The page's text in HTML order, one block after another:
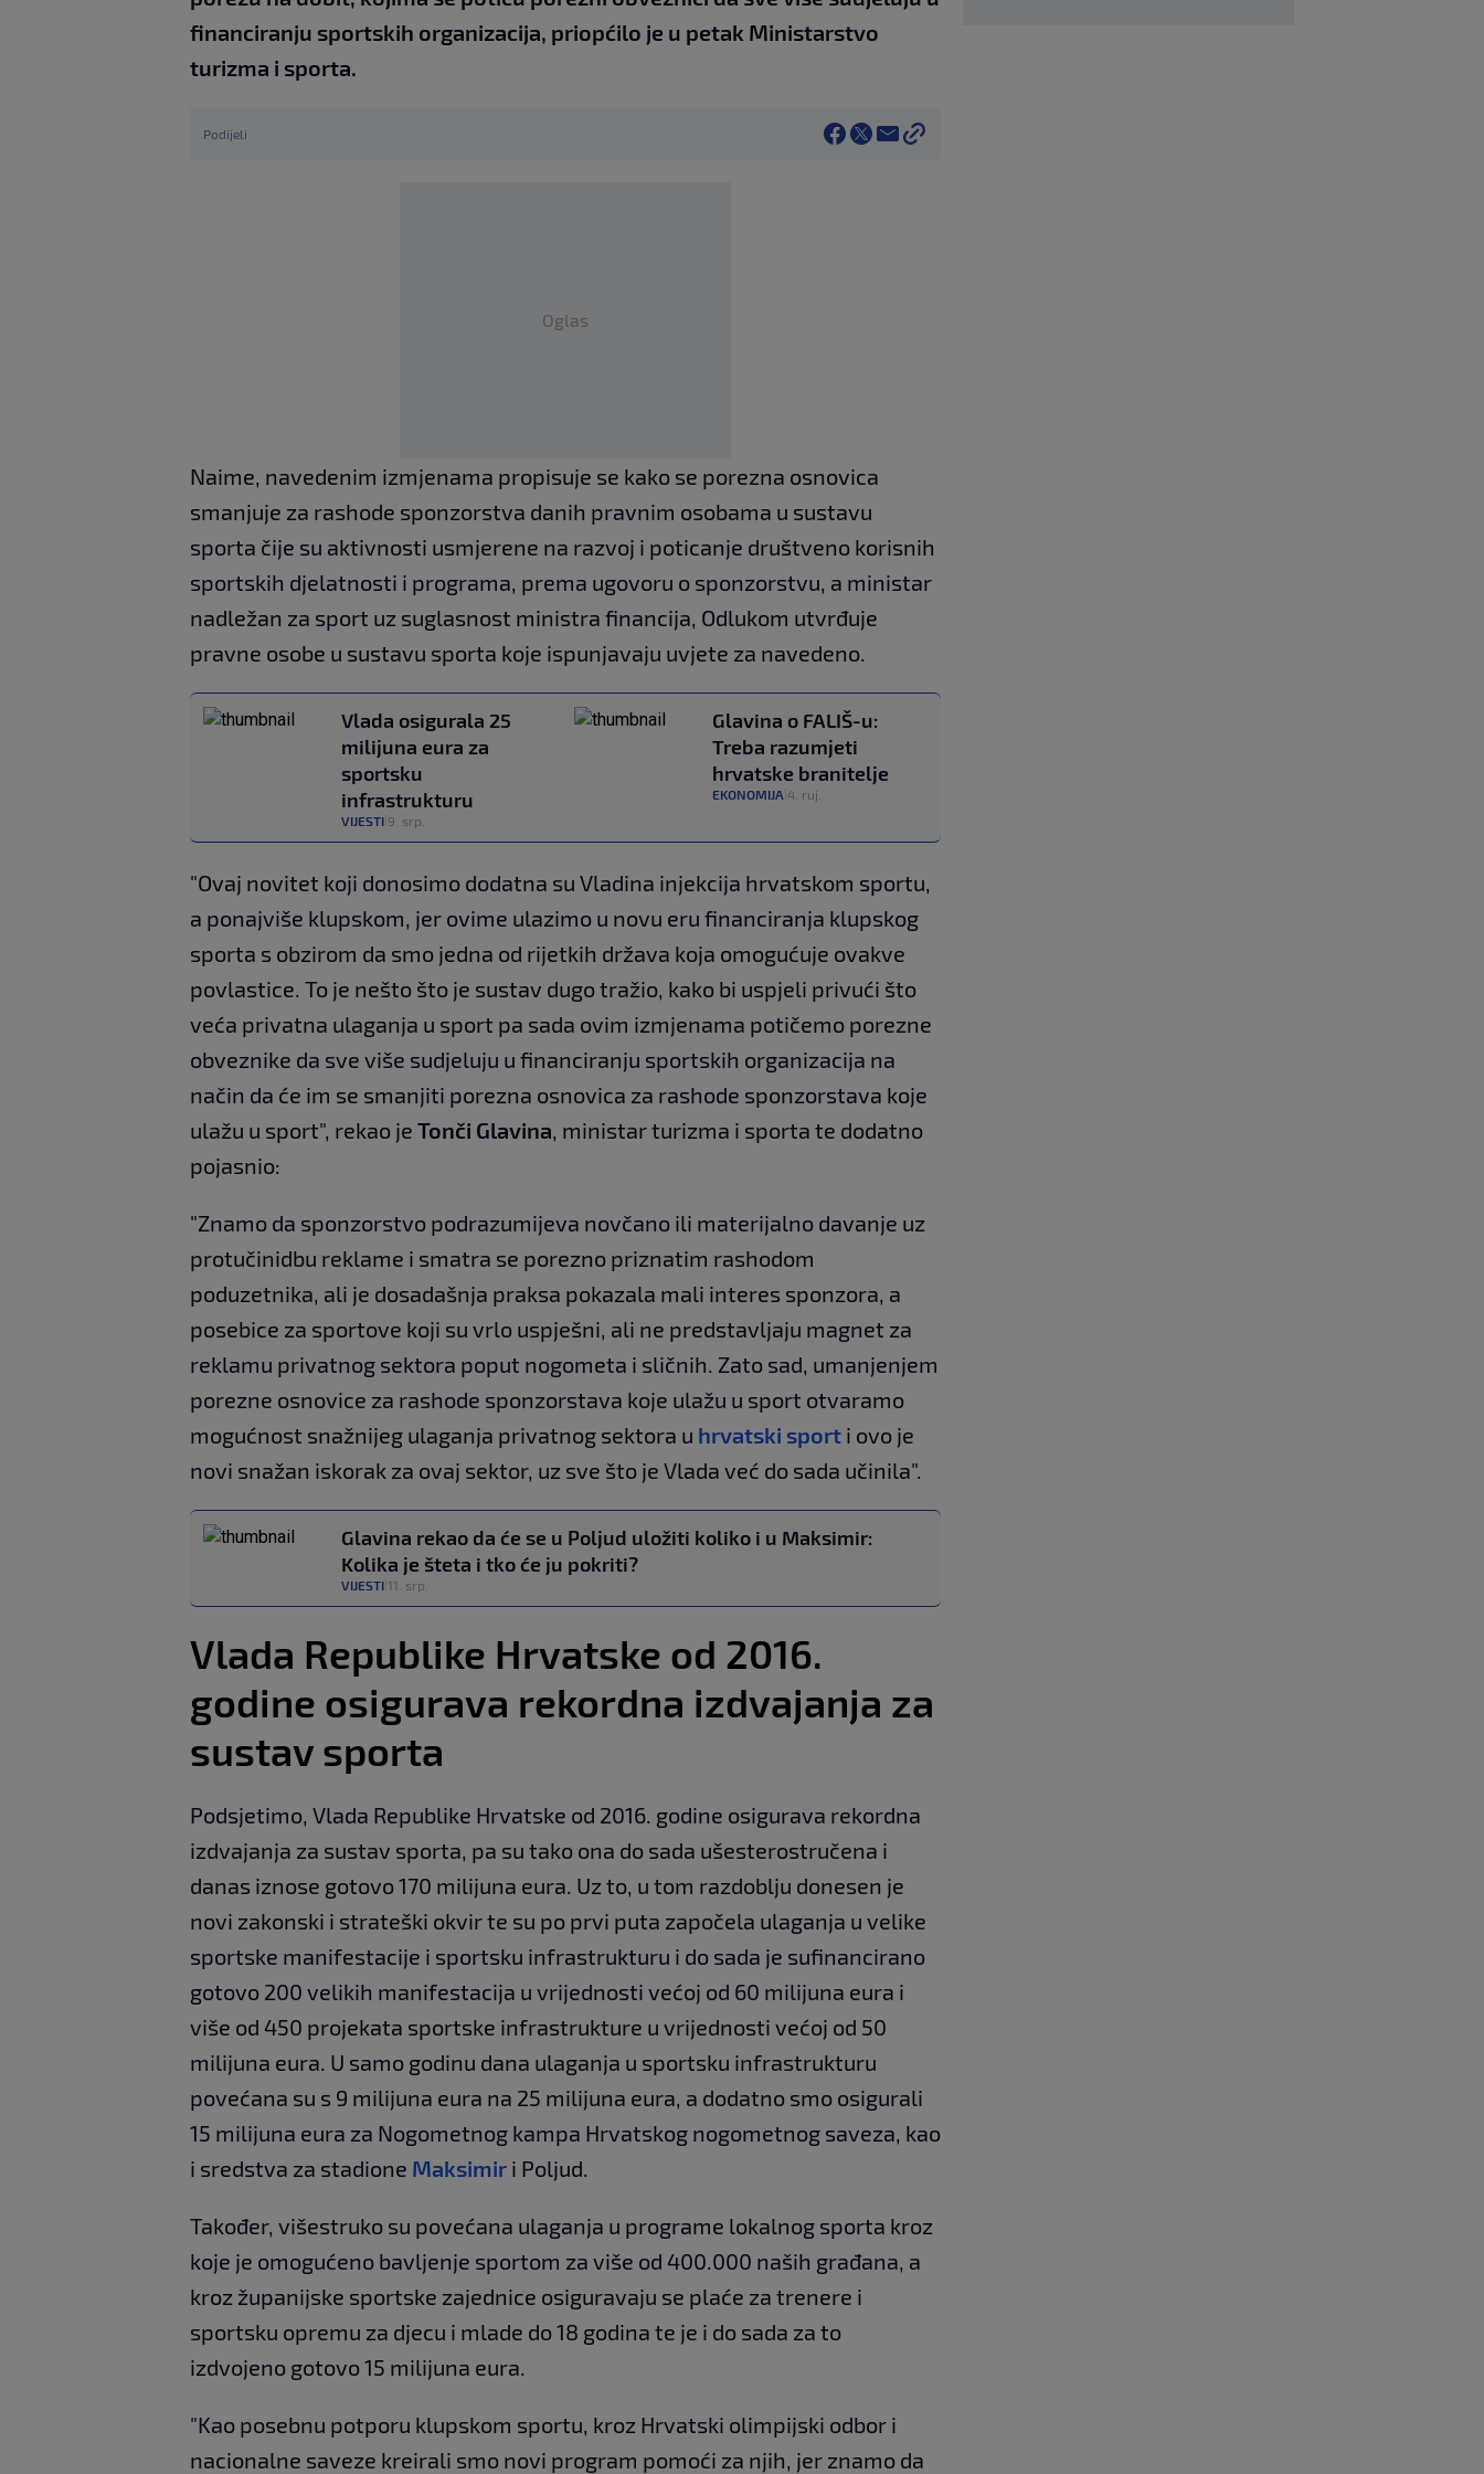
financiranju sportskih organizacija, priopćilo je u petak Ministarstvo
turizma i sporta.
Podijeli
Oglas
Naime, navedenim izmjenama propisuje se kako se porezna osnovica
smanjuje za rashode sponzorstva danih pravnim osobama u sustavu
sporta čije su aktivnosti usmjerene na razvoj i poticanje društveno korisnih
sportskih djelatnosti i programa, prema ugovoru o sponzorstvu, a ministar
nadležan za sport uz suglasnost ministra financija, Odlukom utvrđuje
pravne osobe u sustavu sporta koje ispunjavaju uvjete za navedeno.
Vlada osigurala 25
milijuna eura za
sportsku
infrastrukturu
VIJESTI 9. srp.
Glavina o FALIŠ-u:
Treba razumjeti
hrvatske branitelje
EKONOMIJA 4. ruj.
"Ovaj novitet koji donosimo dodatna su Vladina injekcija hrvatskom sportu,
a ponajviše klupskom, jer ovime ulazimo u novu eru financiranja klupskog
sporta s obzirom da smo jedna od rijetkih država koja omogućuje ovakve
povlastice. To je nešto što je sustav dugo tražio, kako bi uspjeli privući što
veća privatna ulaganja u sport pa sada ovim izmjenama potičemo porezne
obveznike da sve više sudjeluju u financiranju sportskih organizacija na
način da će im se smanjiti porezna osnovica za rashode sponzorstava koje
ulažu u sport", rekao je Tonči Glavina, ministar turizma i sporta te dodatno
pojasnio:
"Znamo da sponzorstvo podrazumijeva novčano ili materijalno davanje uz
protučinidbu reklame i smatra se porezno priznatim rashodom
poduzetnika, ali je dosadašnja praksa pokazala mali interes sponzora, a
posebice za sportove koji su vrlo uspješni, ali ne predstavljaju magnet za
reklamu privatnog sektora poput nogometa i sličnih. Zato sad, umanjenjem
porezne osnovice za rashode sponzorstava koje ulažu u sport otvaramo
mogućnost snažnijeg ulaganja privatnog sektora u hrvatski sport i ovo je
novi snažan iskorak za ovaj sektor, uz sve što je Vlada već do sada učinila".
Glavina rekao da će se u Poljud uložiti koliko i u Maksimir:
Kolika je šteta i tko će ju pokriti?
VIJESTI 11. srp.
Vlada Republike Hrvatske od 2016.
godine osigurava rekordna izdvajanja za
sustav sporta
Podsjetimo, Vlada Republike Hrvatske od 2016. godine osigurava rekordna
izdvajanja za sustav sporta, pa su tako ona do sada ušesterostručena i
danas iznose gotovo 170 milijuna eura. Uz to, u tom razdoblju donesen je
novi zakonski i strateški okvir te su po prvi puta započela ulaganja u velike
sportske manifestacije i sportsku infrastrukturu i do sada je sufinancirano
gotovo 200 velikih manifestacija u vrijednosti većoj od 60 milijuna eura i
više od 450 projekata sportske infrastrukture u vrijednosti većoj od 50
milijuna eura. U samo godinu dana ulaganja u sportsku infrastrukturu
povećana su s 9 milijuna eura na 25 milijuna eura, a dodatno smo osigurali
15 milijuna eura za Nogometnog kampa Hrvatskog nogometnog saveza, kao
i sredstva za stadione Maksimir i Poljud.
Također, višestruko su povećana ulaganja u programe lokalnog sporta kroz
koje je omogućeno bavljenje sportom za više od 400.000 naših građana, a
kroz županijske sportske zajednice osiguravaju se plaće za trenere i
sportsku opremu za djecu i mlade do 18 godina te je i do sada za to
izdvojeno gotovo 15 milijuna eura.
"Kao posebnu potporu klupskom sportu, kroz Hrvatski olimpijski odbor i
nacionalne saveze kreirali smo novi program pomoći za njih, jer znamo da